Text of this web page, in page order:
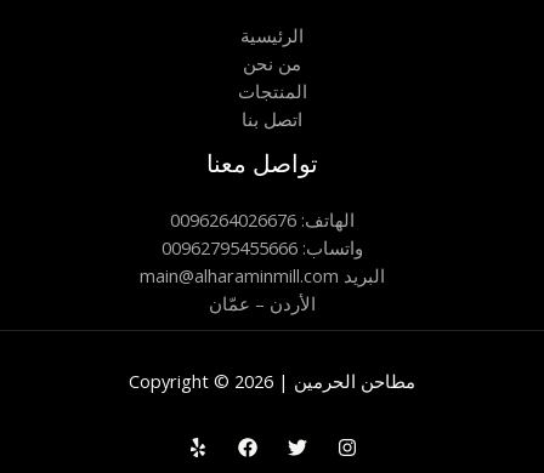
الرئيسية
من نحن
المنتجات
اتصل بنا
تواصل معنا
الهاتف: 0096264026676
واتساب: 00962795455666
main@alharaminmill.com البريد
الأردن – عمّان
Copyright © 2026 | مطاحن الحرمين